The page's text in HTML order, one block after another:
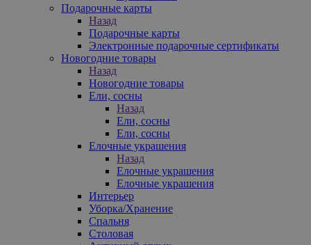
Подарочные карты
Назад
Подарочные карты
Электронные подарочные сертификаты
Новогодние товары
Назад
Новогодние товары
Ели, сосны
Назад
Ели, сосны
Ели, сосны
Елочные украшения
Назад
Елочные украшения
Елочные украшения
Интерьер
Уборка/Хранение
Спальня
Столовая